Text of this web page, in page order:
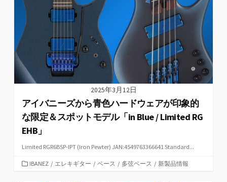
2025年3月12日
アイバニーズから青色ハードウェアが印象的
な限定＆スポットモデル「in Blue / Limited RG
EHB」
Limited RGR6BSP-IPT (Iron Pewter) JAN:4549763366641 Standard...
カIBANEZ / エレキギター / ベース / 多弦ベース / 新製品情報